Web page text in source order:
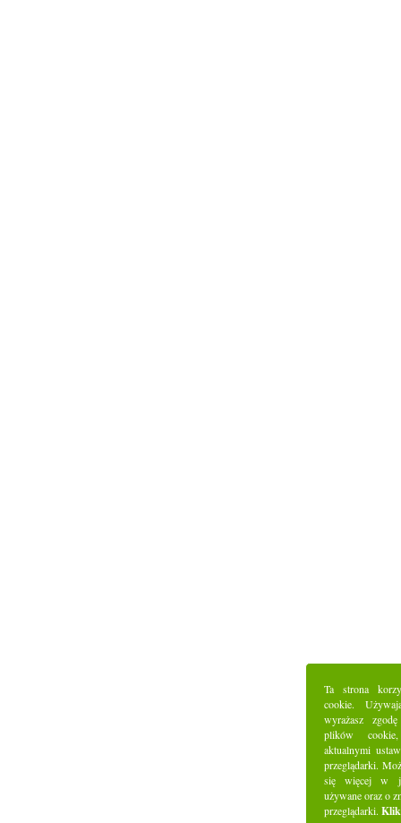
Ta strona
cookie.
wyrażasz
plików
aktualnymi
przeglądarki.
się więcej w
używane oraz o
przeglądarki.